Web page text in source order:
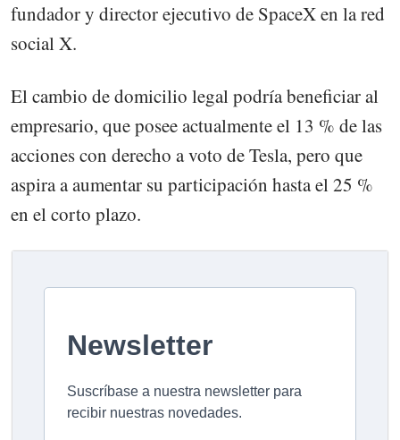
fundador y director ejecutivo de SpaceX en la red
social X.
El cambio de domicilio legal podría beneficiar al
empresario, que posee actualmente el 13 % de las
acciones con derecho a voto de Tesla, pero que
aspira a aumentar su participación hasta el 25 %
en el corto plazo.